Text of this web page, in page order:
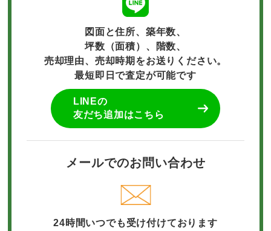
図面と住所、築年数、
坪数（面積）、階数、
売却理由、売却時期をお送りください。
最短即日で査定が可能です
LINEの
友だち追加はこちら
メールでのお問い合わせ
24時間いつでも受け付けております